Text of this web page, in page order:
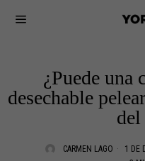
¿Puede una
desechable
CARMEN LAGO 1 DE